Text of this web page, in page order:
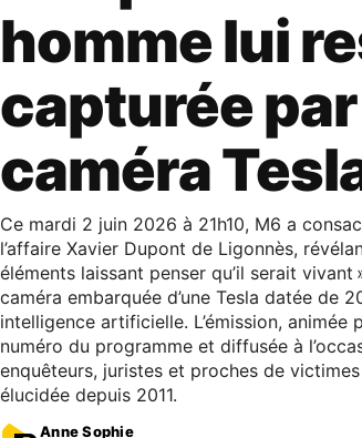
homme lui
capturée
caméra
Ce mardi 2 juin 2026 à 21h10, M6 a
l’affaire Xavier Dupont de Ligonnès,
éléments laissant penser qu’il serait vivant
caméra embarquée d’une Tesla datée
intelligence artificielle. L’émission,
numéro du programme et diffusée à
enquêteurs, juristes et proches de
élucidée depuis 2011.
Anne Sophie